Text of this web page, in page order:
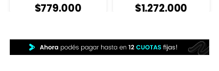
$779.000 $1.272.000